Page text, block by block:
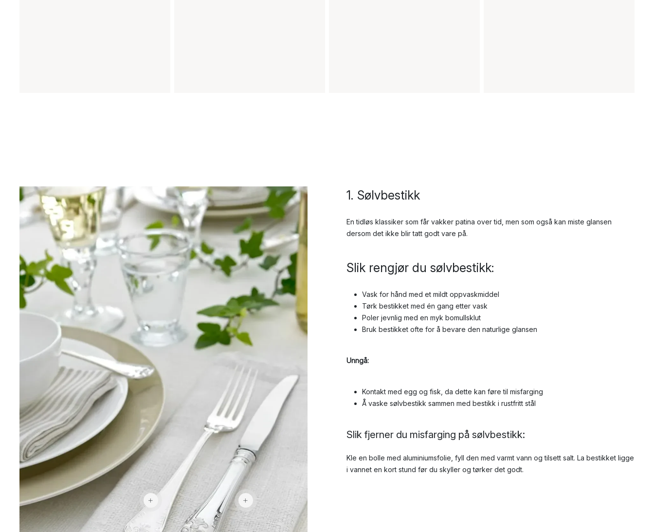
3 208 kr
1. Sølvbestikk
En tidløs klassiker som får vakker patina over tid, men som også kan miste glansen
dersom det ikke blir tatt godt vare på.
Slik rengjør du sølvbestikk:
Vask for hånd med et mildt oppvaskmiddel
Tørk bestikket med én gang etter vask
Poler jevnlig med en myk bomullsklut
Bruk bestikket ofte for å bevare den naturlige glansen
Unngå:
Kontakt med egg og fisk, da dette kan føre til misfarging
Å vaske sølvbestikk sammen med bestikk i rustfritt stål
Slik fjerner du misfarging på sølvbestikk:
Kle en bolle med aluminiumsfolie, fyll den med varmt vann og tilsett salt. La bestikket ligge
i vannet en kort stund før du skyller og tørker det godt.